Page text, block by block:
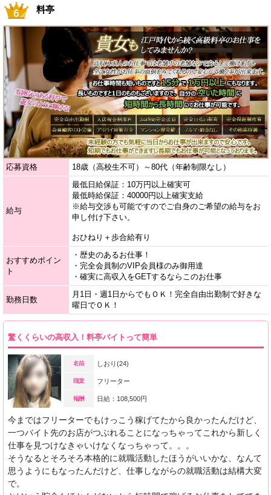
料亭
応募資格 18歳（高校生不可）～80代（年齢制限なし）
給与
最低日給保証：10万円以上確実可
最低時給保証：40000円以上確実支給
※給与交渉も可能ですのでご自身のご希望の給与をお
申し付け下さい。
おひねり＋歩合給有り
おすすめポイン
ト
・歴史のあるお仕事！
・完全会員制のVIP会員様のみ御用達
・確実に高収入をGETするならこのお仕事
勤務日数
月1日・週1日からでもＯＫ！完全自由出勤制で好きな
曜日でＯＫ！
驚くくらいの高収入！料亭バイトって簡単
名前 しおり(24)
職業 フリーター
報酬 日給：108,500円
今まではフリーターでもけっこう稼げてたから良かったんだけど、
一つバイト先のお店がつぶれることになっちゃってこれから新しく
仕事を見つけなきゃいけなくなっちゃって。。。
そうなるとそろそろ本格的に就職活動したほうがいいかな、なんて
思うようにもなったんだけど、仕事しながらの就職活動は結構大変
で。